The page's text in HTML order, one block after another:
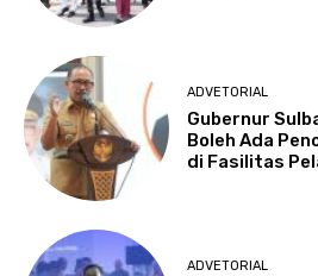
ADVETORIAL
Gubernur
Boleh Ada
di Fasilitas
ADVETORIAL